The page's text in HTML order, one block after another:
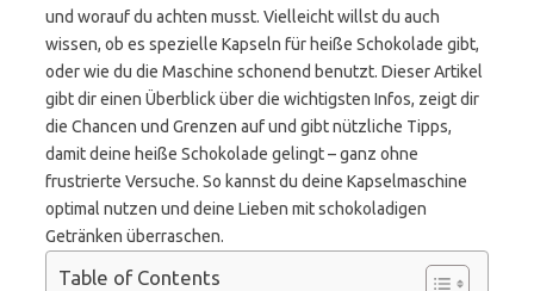
und worauf du achten musst. Vielleicht willst du auch
wissen, ob es spezielle Kapseln für heiße Schokolade gibt,
oder wie du die Maschine schonend benutzt. Dieser Artikel
gibt dir einen Überblick über die wichtigsten Infos, zeigt dir
die Chancen und Grenzen auf und gibt nützliche Tipps,
damit deine heiße Schokolade gelingt – ganz ohne
frustrierte Versuche. So kannst du deine Kapselmaschine
optimal nutzen und deine Lieben mit schokoladigen
Getränken überraschen.
Table of Contents